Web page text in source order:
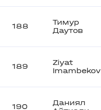
188
Тимур
Даутов
189
Ziyat
Imambekov
190
Даниял